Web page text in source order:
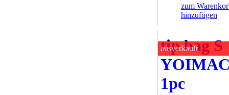
zum
hinzufügen
ausverkauft
tip bag S
1pc